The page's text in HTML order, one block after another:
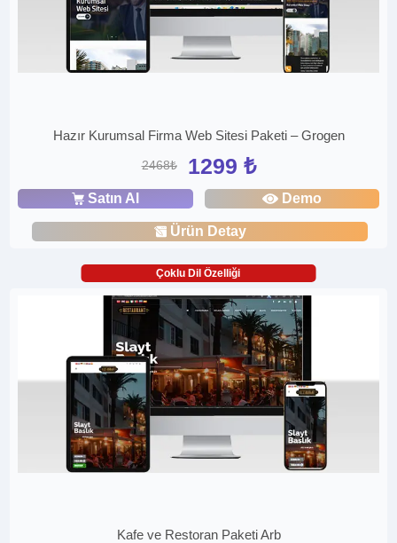
Hazır Kurumsal Firma Web Sitesi Paketi – Grogen
2468₺ 1299 ₺
Satın Al Demo
Ürün Detay
Çoklu Dil Özelliği
Kafe ve Restoran Paketi Arb